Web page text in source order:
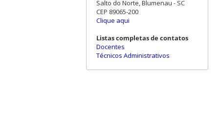
Salto do Norte, Blumenau - SC
CEP 89065-200
Clique aqui
Listas completas de contatos
Docentes
Técnicos Administrativos